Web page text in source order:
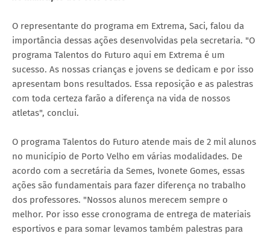
O representante do programa em Extrema, Saci, falou da
importância dessas ações desenvolvidas pela secretaria. "O
programa Talentos do Futuro aqui em Extrema é um
sucesso. As nossas crianças e jovens se dedicam e por isso
apresentam bons resultados. Essa reposição e as palestras
com toda certeza farão a diferença na vida de nossos
atletas", conclui.
O programa Talentos do Futuro atende mais de 2 mil alunos
no município de Porto Velho em várias modalidades. De
acordo com a secretária da Semes, Ivonete Gomes, essas
ações são fundamentais para fazer diferença no trabalho
dos professores. "Nossos alunos merecem sempre o
melhor. Por isso esse cronograma de entrega de materiais
esportivos e para somar levamos também palestras para